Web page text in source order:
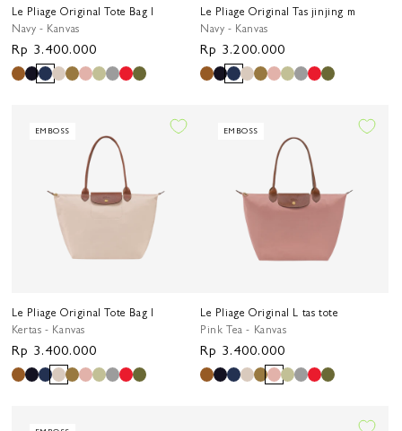
Le Pliage Original Tote Bag l
Navy - Kanvas
Harga
reguler
Rp 3.400.000
Le Pliage Original Tas jinjing m
Navy - Kanvas
Harga
reguler
Rp 3.200.000
EMBOSS
Le Pliage Original Tote Bag l
Kertas - Kanvas
Harga
reguler
Rp 3.400.000
EMBOSS
Le Pliage Original L tas tote
Pink Tea - Kanvas
Harga
reguler
Rp 3.400.000